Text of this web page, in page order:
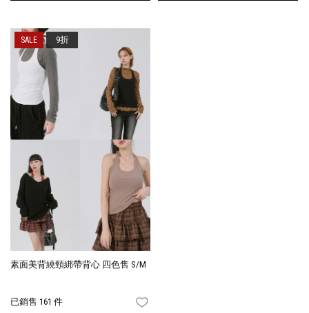
素面美背繞頸綁帶背心 四色售 S/M
已銷售 161 件
9折